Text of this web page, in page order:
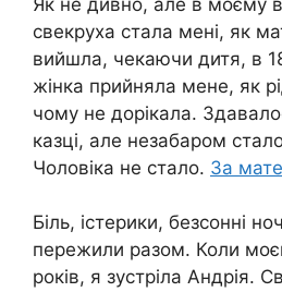
свекруха стала мені, як
вийшла, чекаючи дитя, в
жінка прийняла мене, як
чому не дорікала.
казці, але незабаром
Чоловіка не стало. За
Бiль, істерики, безсонні
пережили разом. Коли
років, я зустріла Андрія.